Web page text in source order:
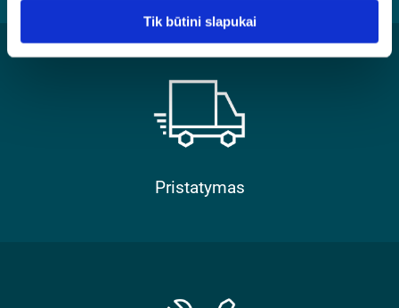
Tik būtini slapukai
Pristatymas